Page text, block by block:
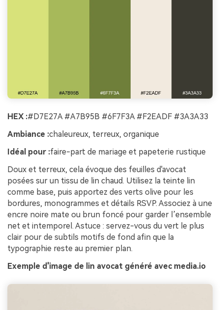
HEX :#D7E27A #A7B95B #6F7F3A #F2EADF #3A3A33
Ambiance :chaleureux, terreux, organique
Idéal pour :faire-part de mariage et papeterie rustique
Doux et terreux, cela évoque des feuilles d'avocat
posées sur un tissu de lin chaud. Utilisez la teinte lin
comme base, puis apportez des verts olive pour les
bordures, monogrammes et détails RSVP. Associez à une
encre noire mate ou brun foncé pour garder l’ensemble
net et intemporel. Astuce : servez-vous du vert le plus
clair pour de subtils motifs de fond afin que la
typographie reste au premier plan.
Exemple d'image de lin avocat généré avec media.io